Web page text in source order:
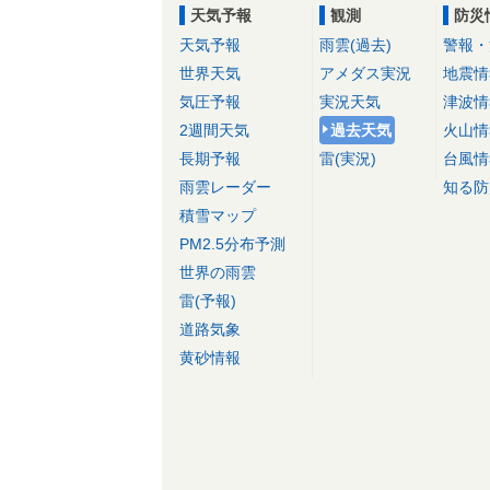
天気予報
天気予報
世界天気
気圧予報
2週間天気
長期予報
雨雲レーダー
積雪マップ
PM2.5分布予測
世界の雨雲
雷(予報)
道路気象
黄砂情報
観測
雨雲(過去)
アメダス実況
実況天気
過去天気
雷(実況)
防災
警報
地震
津波
火山
台風
知る